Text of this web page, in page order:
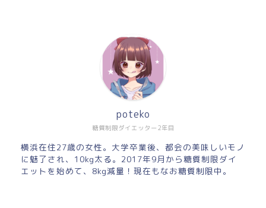
糖質制限ダイエッター2年目
poteko
横浜在住27歳の女性。大学卒業後、都会の美味しいモノ
に魅了され、10kg太る。2017年9月から糖質制限ダイ
エットを始めて、8kg減量！現在もなお糖質制限中。